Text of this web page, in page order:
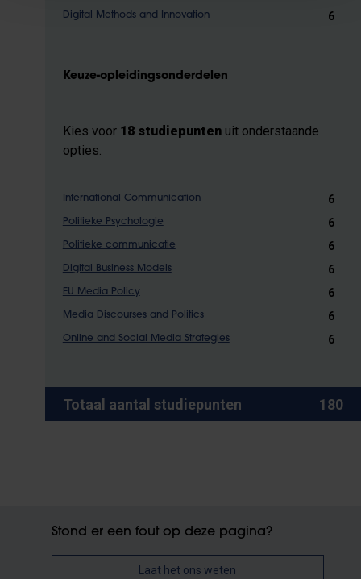
Digital Methods and Innovation 6
Keuze-opleidingsonderdelen
Kies voor 18 studiepuntenuit onderstaande
opties.
International Communication 6
Politieke Psychologie 6
Politieke communicatie 6
Digital Business Models 6
EU Media Policy 6
Media Discourses and Politics 6
Online and Social Media Strategies 6
Totaal aantal studiepunten 180
Stond er een fout op deze pagina?
Laat het ons weten